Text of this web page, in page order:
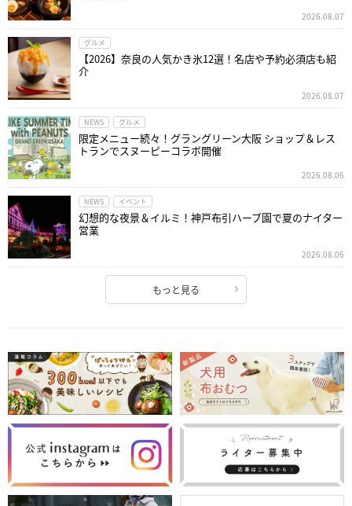
2026.08.07
グルメ
【2026】奈良の人気かき氷12選！名店や予約必須店も紹
介
2026.08.07
NEWS グルメ
限定メニュー続々！グラングリーン大阪 ショップ＆レス
トランでスヌーピーコラボ開催
2026.08.06
NEWS イベント
幻想的な夜景＆イルミ！神戸布引ハーブ園で夏のナイター
営業
2026.08.06
もっと見る